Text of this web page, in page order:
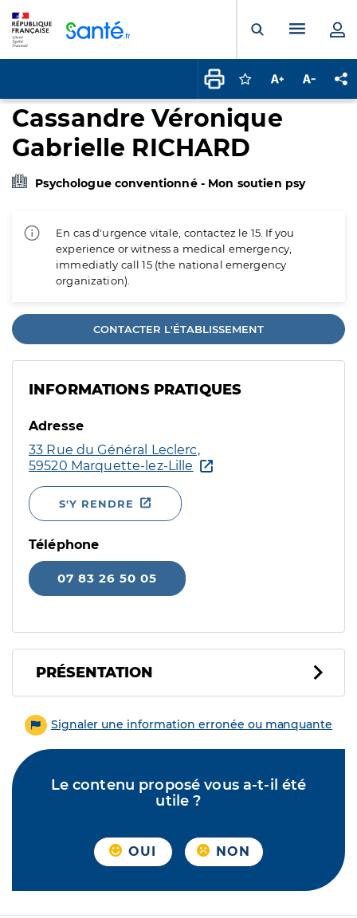
Ouvrir laMenu
Connectez-vous
Augmenter la
Cassandre Véronique
Gabrielle RICHARD
Psychologue conventionné - Mon soutien psy
En cas d'urgence vitale, contactez le 15. If you
experience or witness a medical emergency,
immediatly call 15 (the national emergency
organization).
CONTACTER L'ÉTABLISSEMENT
INFORMATIONS PRATIQUES
Adresse
33 Rue du Général Leclerc,
59520 Marquette-lez-Lille
S'Y RENDRE
Téléphone
07 83 26 50 05
PRÉSENTATION
Signaler une information erronée ou manquante
Le contenu proposé vous a-t-il été
utile ?
OUI NON